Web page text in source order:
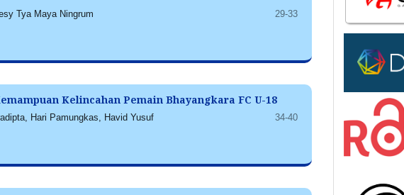
Tya Maya Ningrum 29-33
Kelincahan Pemain Bhayangkara FC U-18
Hari Pamungkas, Havid Yusuf 34-40